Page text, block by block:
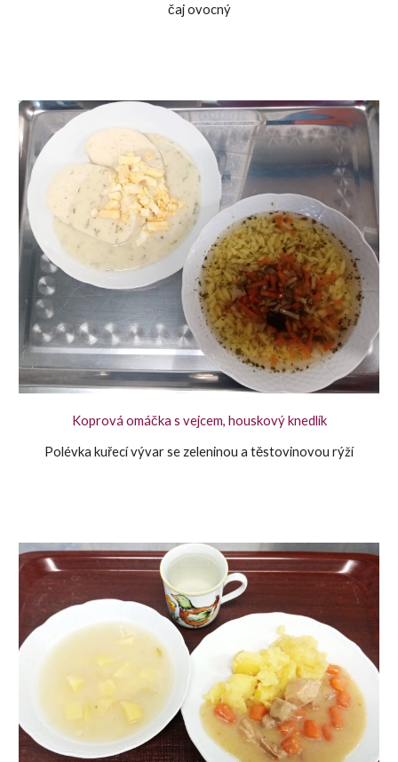
čaj ovocný
Koprová omáčka s vejcem, houskový knedlík
Polévka kuřecí vývar se zeleninou a těstovinovou rýží